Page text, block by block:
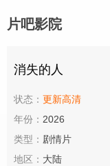
片吧影院
消失的人
状态： 更新高清
年份： 2026
类型： 剧情片
地区： 大陆